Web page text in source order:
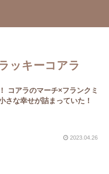
ッキーコアラ
コアラのマーチ×フランクミ
さな幸せが詰まっていた！
2023.04.26